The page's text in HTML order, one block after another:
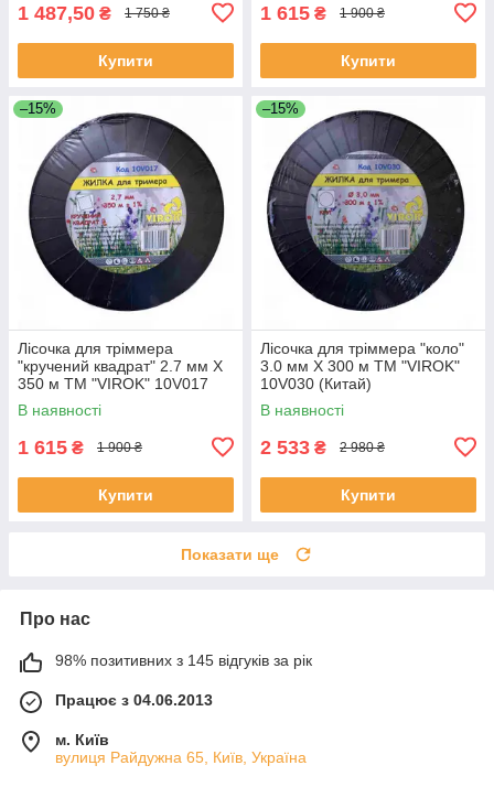
1 487,50 ₴ 1 750 ₴
Купити
1 615 ₴ 1 900 ₴
Купити
–15%
Лісочка для тріммера
"кручений квадрат" 2.7 мм X
350 м ТМ "VIROK" 10V017
(Китай)
В наявності
1 615 ₴ 1 900 ₴
Купити
–15%
Лісочка для тріммера "коло"
3.0 мм X 300 м ТМ "VIROK"
10V030 (Китай)
В наявності
2 533 ₴ 2 980 ₴
Купити
Показати ще
Про нас
98% позитивних з 145 відгуків за рік
Працює з 04.06.2013
м. Київ
вулиця Райдужна 65, Київ, Україна